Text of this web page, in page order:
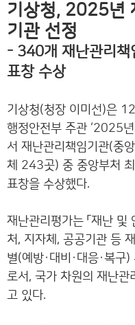
기상청, 2025년
기관 선정
- 340개 재난관리책
표창 수상
기상청(청장 이미선)은
행정안전부 주관 ‘2025
서 재난관리책임기관(중
체 243곳) 중 중앙부처
표창을 수상했다.
재난관리평가는 「재난 및
처, 지자체, 공공기관 등
별(예방·대비·대응·복구
로서, 국가 차원의 재난관
고 있다.